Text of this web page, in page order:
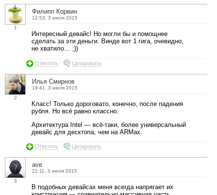
1
Филипп Корвин
12:53, 3 июля 2015
Интересный девайс! Но могли бы и помощнее
сделать за эти деньги. Винде вот 1 гига, очевидно,
не хватило… ;))
Ответить Цитировать
2
Илья Смирнов
19:41, 3 июля 2015
Класс! Только дороговато, конечно, после падения
рубля. Но всё равно классно.
Архитектура Intel — всё-таки, более универсальный
девайс для десктопа, чем на ARMах.
Ответить Цитировать
3
ave
21:11, 3 июля 2015
В подобных девайсах меня всегда напрягает их